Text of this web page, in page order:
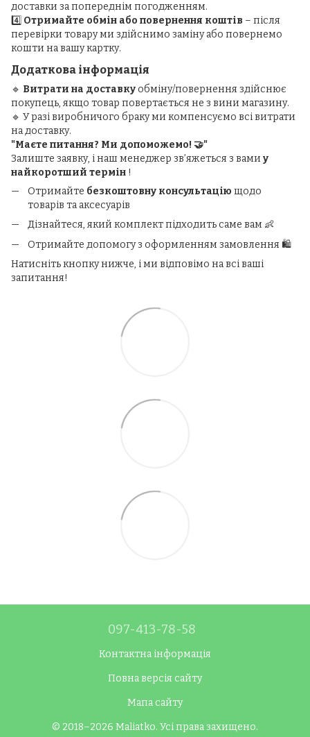
доставки за попереднім погодженням.
4️⃣ Отримайте обмін або повернення коштів – після
перевірки товару ми здійснимо заміну або повернемо
кошти на вашу картку.
Додаткова інформація
🔹 Витрати на доставкуобміну/повернення здійснює
покупець, якщо товар повертається не з вини магазину.
🔹 У разі виробничого браку ми компенсуємо всі витрати
на доставку.
"Маєте питання? Ми допоможемо! 🤝"
Залиште заявку, і наш менеджер зв’яжеться з вами у
найкоротший термін !
Отримайте безкоштовну консультацію щодо
товарів та аксесуарів
Дізнайтеся, який комплект підходить саме вам 👶
Отримайте допомогу з оформленням замовлення 🛍️
Натисніть кнопку нижче, і ми відповімо на всі ваші
запитання!
097-413-78-58
Контактна інформація
Повна версія сайту
Мапа сайту
© 2018–2026 Maliatko. Усі права захищено.